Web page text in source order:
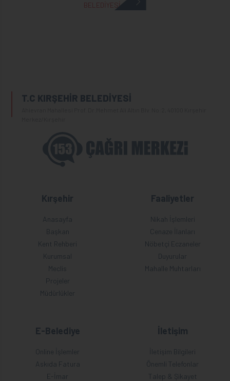
BELEDİYESİ
T.C KIRŞEHİR BELEDİYESİ
Kırşehir
Anasayfa
Başkan
Kent Rehberi
Kurumsal
Meclis
Projeler
Müdürlükler
Faaliyetler
Nikah İşlemleri
Cenaze İlanları
Nöbetçi Eczaneler
Duyurular
Mahalle Muhtarları
E-Belediye
Online İşlemler
Askıda Fatura
E-İmar
İletişim
İletişim Bilgileri
Önemli Telefonlar
Talep & Şikayet